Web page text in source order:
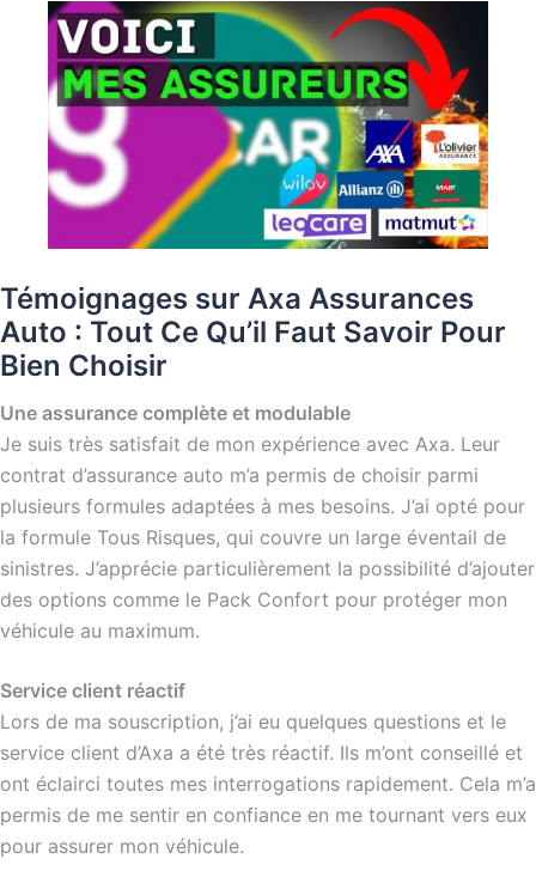
Témoignages sur Axa Assurances
Auto : Tout Ce Qu’il Faut Savoir Pour
Bien Choisir
Une assurance complète et modulable
Je suis très satisfait de mon expérience avec Axa. Leur
contrat d’assurance auto m’a permis de choisir parmi
plusieurs formules adaptées à mes besoins. J’ai opté pour
la formule Tous Risques, qui couvre un large éventail de
sinistres. J’apprécie particulièrement la possibilité d’ajouter
des options comme le Pack Confort pour protéger mon
véhicule au maximum.
Service client réactif
Lors de ma souscription, j’ai eu quelques questions et le
service client d’Axa a été très réactif. Ils m’ont conseillé et
ont éclairci toutes mes interrogations rapidement. Cela m’a
permis de me sentir en confiance en me tournant vers eux
pour assurer mon véhicule.